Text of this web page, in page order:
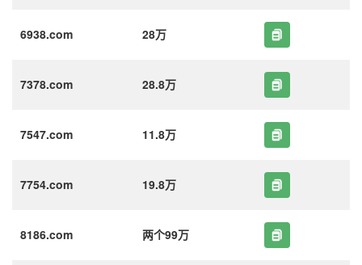
6938.com 28万
7378.com 28.8万
7547.com 11.8万
7754.com 19.8万
8186.com 两个99万